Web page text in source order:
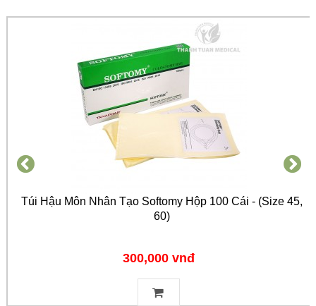
Túi Hậu Môn Nhân Tạo Softomy Hộp 100 Cái - (Size 45,
60)
300,000 vnđ